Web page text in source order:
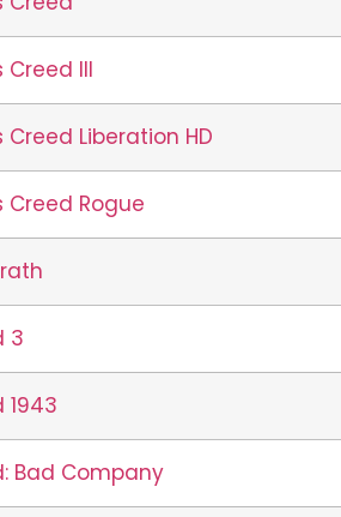
Creed III
Creed Liberation HD
Creed Rogue
3
Bad Company